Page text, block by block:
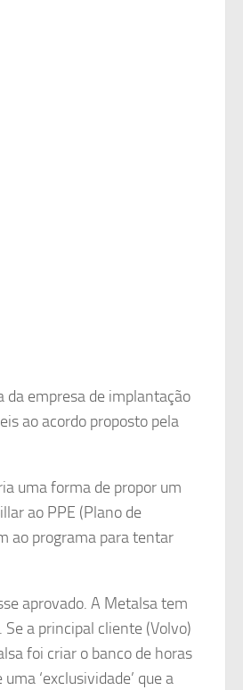
da empresa de implantação
ao acordo proposto pela
uma forma de propor um
ao PPE (Plano de
ao programa para tentar
aprovado. A Metalsa tem
a principal cliente (Volvo)
foi criar o banco de horas
‘exclusividade’ que a